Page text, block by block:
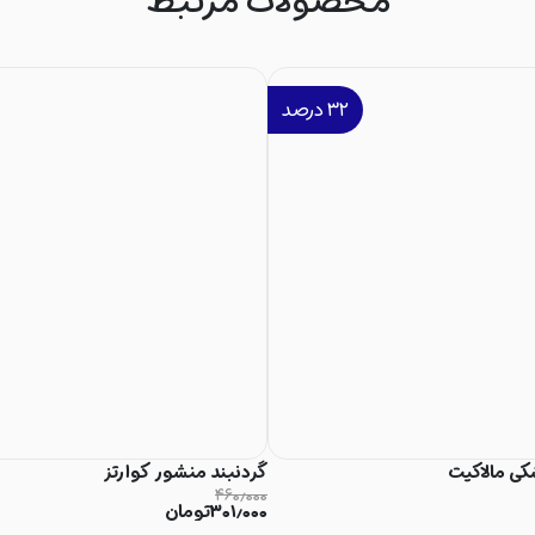
۳۲درصد
مالاکیت گردنبند منشور کوارتز
۴۶۰٫۰۰۰
۳۰۱٫۰۰۰تومان